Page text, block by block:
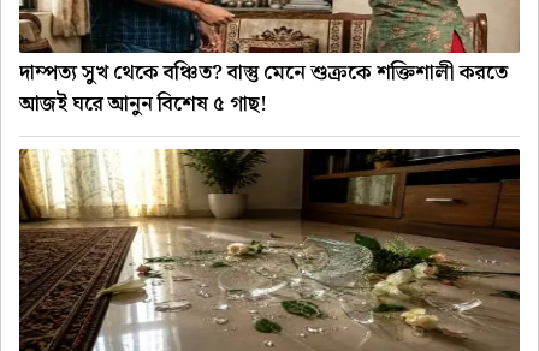
দাম্পত্য সুখ থেকে বঞ্চিত? বাস্তু মেনে শুক্রকে শক্তিশালী করতে
আজই ঘরে আনুন বিশেষ ৫ গাছ!